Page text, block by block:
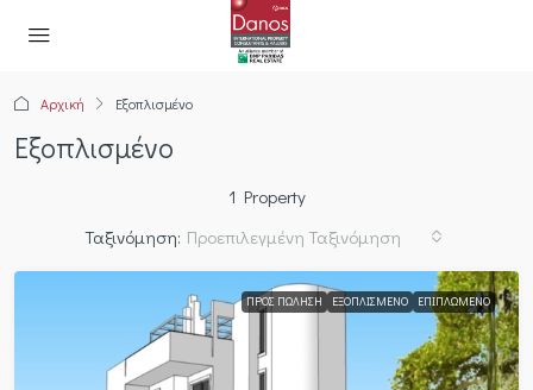
Αρχική Εξοπλισμένο
Εξοπλισμένο
1 Property
Ταξινόμηση: Προεπιλεγμένη Ταξινόμηση
ΠΡΟΣ ΠΏΛΗΣΗ ΕΞΟΠΛΙΣΜΈΝΟ ΕΠΙΠΛΩΜΈΝΟ